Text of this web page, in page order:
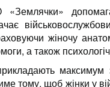
жіночу
а також
максимум
тому, щоб жінки у